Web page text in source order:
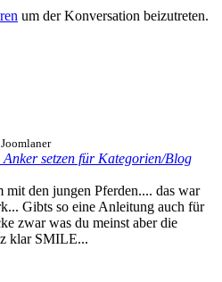
um der Konversation beizutreten.
Joomlaner
setzen für Kategorien/Blog
den jungen Pferden.... das war
Gibts so eine Anleitung auch für
zwar was du meinst aber die
klar SMILE...